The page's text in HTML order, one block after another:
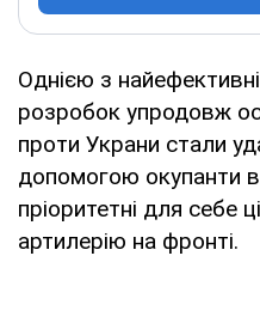
Однією з
розробок упродовж
проти Украни стали
допомогою окупанти
пріоритетні для себе
артилерію на фронті.